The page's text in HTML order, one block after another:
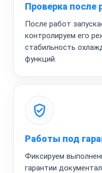
Проверка после
После работ
контролируем его
стабильность
функций.
Работы под
Фиксируем
гарантии